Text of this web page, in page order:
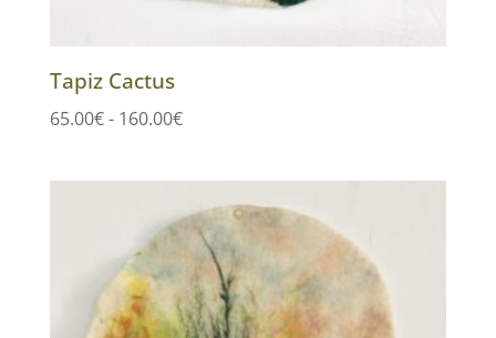
Tapiz Cactus
65.00€- 160.00€Rango
precios:
desde
65.00€
hasta
160.00€